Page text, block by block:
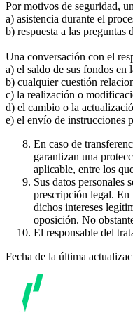
Por motivos de seguridad,
a) asistencia durante el
b) respuesta a las
Una conversación con el
a) el saldo de sus fondos en
b) cualquier cuestión
c) la realización o
d) el cambio o la
e) el envío de instrucciones
En caso de
garantizan una
aplicable, entre los
Sus datos personales
prescripción legal. En
dichos intereses
oposición. No
El responsable del
Fecha de la última